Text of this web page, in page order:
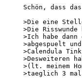
Schön, dass
>Die eine
>Die
>Ich habe
>abgespuelt
>Calendula
>Desweiteren
>(lt. meinem
>taeglich 3